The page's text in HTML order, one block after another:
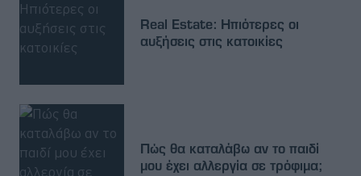
Real Estate: Ηπιότερες οι
αυξήσεις στις κατοικίες
Πώς θα καταλάβω αν το παιδί
μου έχει αλλεργία σε τρόφιμα;